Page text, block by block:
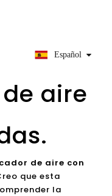
Español
aire
de aire con
que esta
la